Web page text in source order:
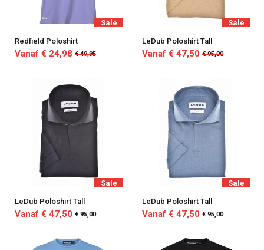
Sale
Redfield Poloshirt
Vanaf € 24,98 € 49,95
Sale
LeDub Poloshirt Tall
Vanaf € 47,50 € 95,00
Sale
LeDub Poloshirt Tall
Vanaf € 47,50 € 95,00
Sale
LeDub Poloshirt Tall
Vanaf € 47,50 € 95,00